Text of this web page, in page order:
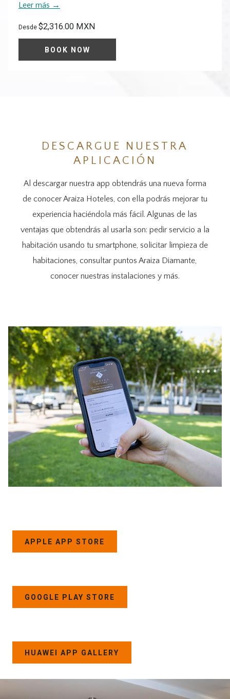
Leer más
Desde $2,316.00 MXN
BOOK NOW
DESCARGUE NUESTRA
APLICACIÓN
Al descargar nuestra app obtendrás una nueva forma
de conocer Araiza Hoteles, con ella podrás mejorar tu
experiencia haciéndola más fácil. Algunas de las
ventajas que obtendrás al usarla son: pedir servicio a la
habitación usando tu smartphone, solicitar limpieza de
habitaciones, consultar puntos Araiza Diamante,
conocer nuestras instalaciones y más.
APPLE APP STORE
GOOGLE PLAY STORE
HUAWEI APP GALLERY
NUEVA
PESTAÑA